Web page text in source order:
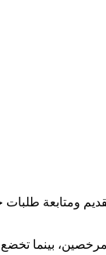
ومتابعة طلبات
بينما تخضع